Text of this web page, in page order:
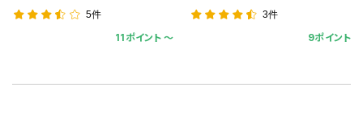
5件
11ポイント 〜
3件
9ポイント